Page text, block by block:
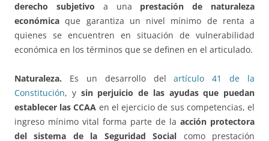
derecho subjetivo a una prestación de naturaleza
económica que garantiza un nivel mínimo de renta a
quienes se encuentren en situación de vulnerabilidad
económica en los términos que se definen en el articulado.
Naturaleza. Es un desarrollo delartículo 41 de la
Constitución, y sin perjuicio de las ayudas que puedan
establecer las CCAA en el ejercicio de sus competencias, el
ingreso mínimo vital forma parte de la acción protectora
del sistema de la Seguridad Social como prestación